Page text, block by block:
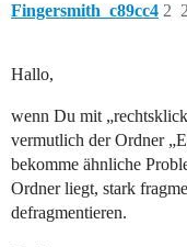
Fingersmith_c89cc4 2
Hallo,
wenn Du mit
vermutlich der Ordner
bekomme ähnliche
Ordner liegt, stark
defragmentieren.